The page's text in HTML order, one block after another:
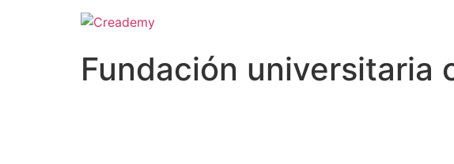
Fundación universitaria